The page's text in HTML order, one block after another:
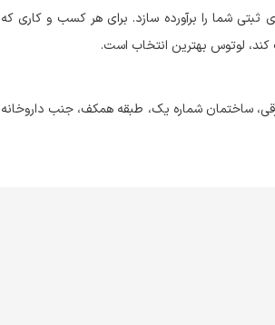
ثبتی شما را برآورده سازد. برای هر کسب و کاری که
لوتوس بهترین انتخاب است.
ساختمان شماره یک، طبقه همکف، جنب داروخانه